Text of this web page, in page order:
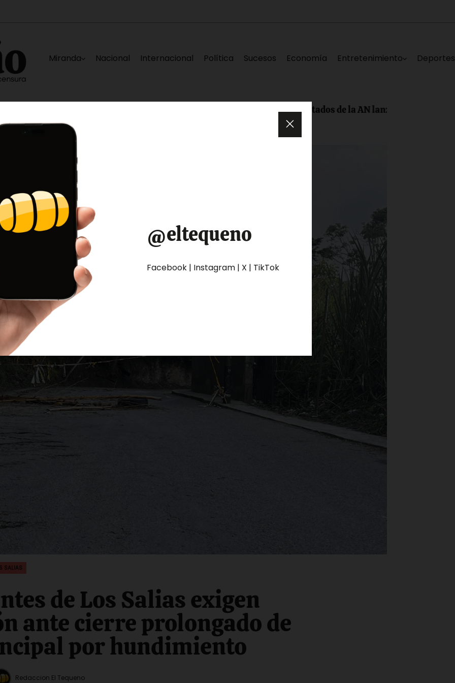
Miranda Nacional Internacional Política Sucesos Economía Entretenimiento Deportes
Elías Sayegh, Darwin González, Edgar Laya y diputados de la AN lanzan «Repensando a
SALIAS
de Los Salias exigen
ante cierre prolongado de
por hundimiento
Redaccion El Tequeno
@eltequeno
Facebook | Instagram | X | TikTok